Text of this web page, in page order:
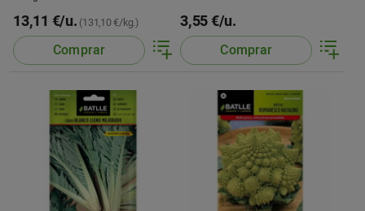
13,11 €/u. (131,10 €/kg.)
Comprar
3,55 €/u.
Comprar